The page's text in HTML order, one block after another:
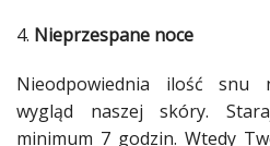
4. Nieprzespane noce
Nieodpowiednia ilość snu
wygląd naszej skóry.
minimum 7 godzin. Wtedy